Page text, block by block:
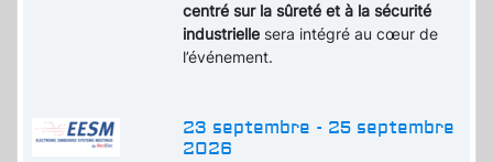
centré sur la sûreté et à la sécurité
industrielle sera intégré au cœur de
l’événement.
23 septembre - 25 septembre
2026